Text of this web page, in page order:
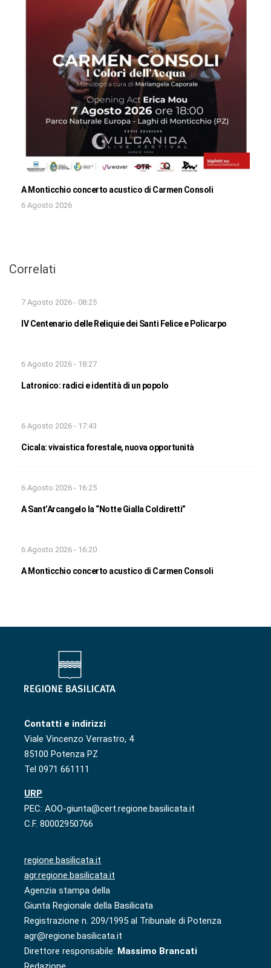
A Monticchio concerto acustico di Carmen Consoli
6 Agosto 2026
Correlati
7 Agosto 2026 - 08:25
IV Centenario delle Reliquie dei Santi Felice e Policarpo
6 Agosto 2026 - 18:27
Latronico: radici e identità di un popolo
6 Agosto 2026 - 17:43
Cicala: vivaistica forestale, nuova opportunità
6 Agosto 2026 - 16:25
A Sant’Arcangelo la “Notte Gialla Coldiretti”
6 Agosto 2026 - 16:20
A Monticchio concerto acustico di Carmen Consoli
Contatti e indirizzi
Viale Vincenzo Verrastro, 4
85100 Potenza PZ
Tel 0971 661111
URP
PEC: AOO-giunta@cert.regione.basilicata.it
C.F. 80002950766
regione.basilicata.it
agr.regione.basilicata.it
Agenzia stampa della
Giunta Regionale della Basilicata
Registrazione n. 209/1995 al Tribunale di Potenza
agr@regione.basilicata.it
Direttore responsabile: Massimo Brancati